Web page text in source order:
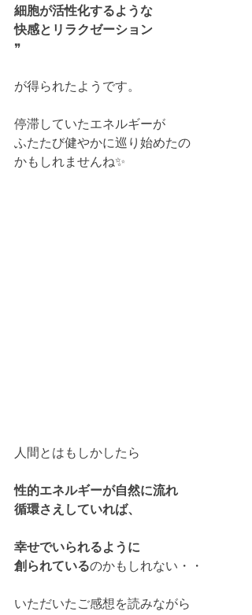
細胞が活性化するような
快感とリラクゼーション
❞
が得られたようです。
停滞していたエネルギーが
ふたたび健やかに巡り始めたの
かもしれませんね✨
人間とはもしかしたら
性的エネルギーが自然に流れ
循環さえしていれば、
幸せでいられるように
創られているのかもしれない・・
いただいたご感想を読みながら